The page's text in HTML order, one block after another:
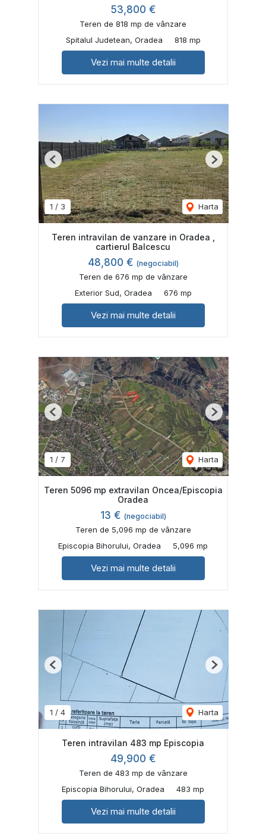
53,800 €
Teren de 818 mp de vânzare
Spitalul Judetean, Oradea
818 mp
Vezi mai multe detalii
1 / 3 Harta
Previous Next
Teren intravilan de vanzare in Oradea ,
cartierul Balcescu
48,800 € (negociabil)
Teren de 676 mp de vânzare
Exterior Sud, Oradea
676 mp
Vezi mai multe detalii
1 / 7 Harta
Previous Next
Teren 5096 mp extravilan Oncea/Episcopia
Oradea
13 € (negociabil)
Teren de 5,096 mp de vânzare
Episcopia Bihorului, Oradea
5,096 mp
Vezi mai multe detalii
1 / 4 Harta
Previous Next
Teren intravilan 483 mp Episcopia
49,900 €
Teren de 483 mp de vânzare
Episcopia Bihorului, Oradea
483 mp
Vezi mai multe detalii